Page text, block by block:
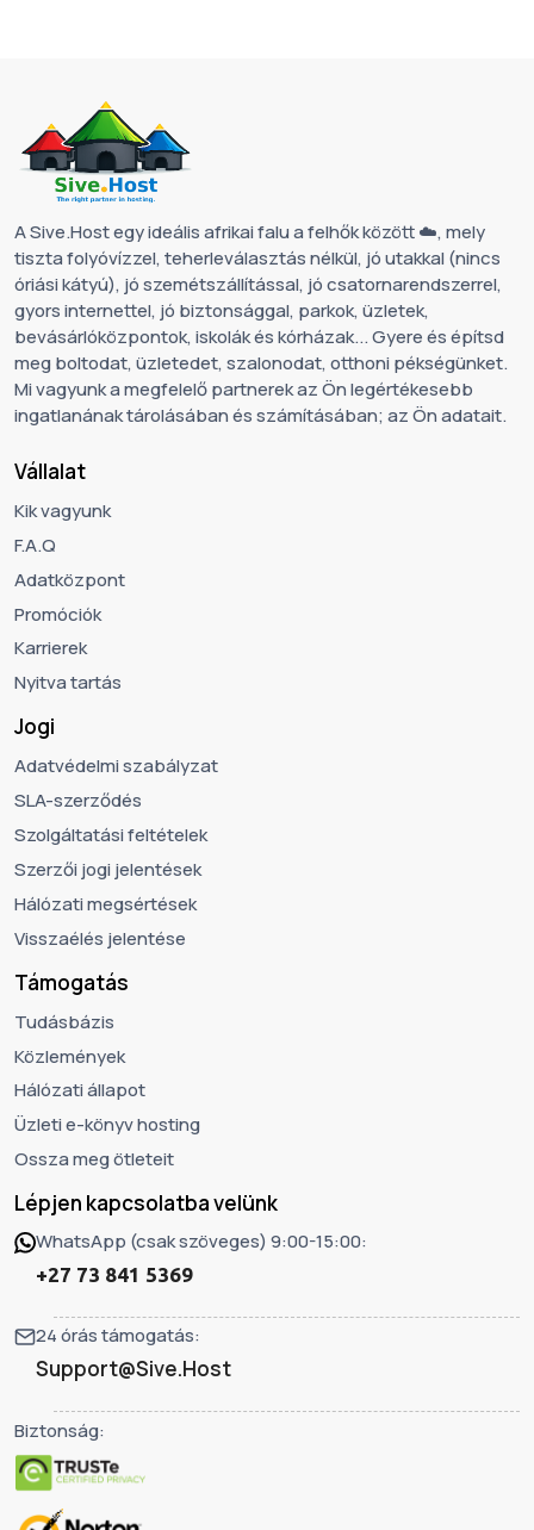
A Sive.Host egy ideális afrikai falu a felhők között ☁️, mely
tiszta folyóvízzel, teherleválasztás nélkül, jó utakkal (nincs
óriási kátyú), jó szemétszállítással, jó csatornarendszerrel,
gyors internettel, jó biztonsággal, parkok, üzletek,
bevásárlóközpontok, iskolák és kórházak... Gyere és építsd
meg boltodat, üzletedet, szalonodat, otthoni pékségünket.
Mi vagyunk a megfelelő partnerek az Ön legértékesebb
ingatlanának tárolásában és számításában; az Ön adatait.
Vállalat
Kik vagyunk
F.A.Q
Adatközpont
Promóciók
Karrierek
Nyitva tartás
Jogi
Adatvédelmi szabályzat
SLA-szerződés
Szolgáltatási feltételek
Szerzői jogi jelentések
Hálózati megsértések
Visszaélés jelentése
Támogatás
Tudásbázis
Közlemények
Hálózati állapot
Üzleti e-könyv hosting
Ossza meg ötleteit
Lépjen kapcsolatba velünk
WhatsApp (csak szöveges) 9:00-15:00:
+27 73 841 5369
24 órás támogatás:
Support@Sive.Host
Biztonság: